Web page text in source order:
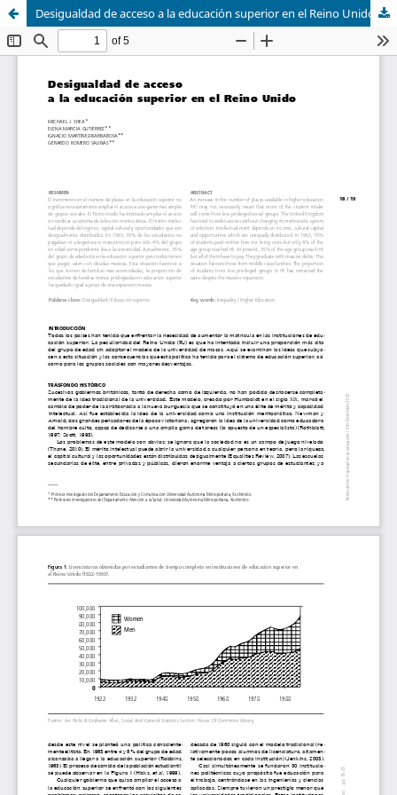
Desigualdad de acceso a la educación superior en el Reino Unido